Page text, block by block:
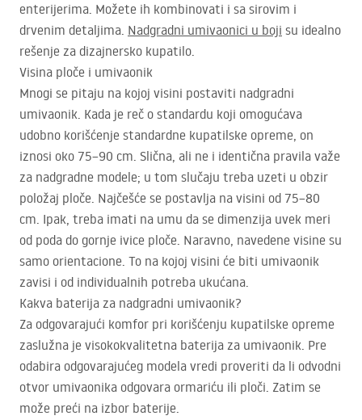
enterijerima. Možete ih kombinovati i sa sirovim i
drvenim detaljima. Nadgradni umivaonici u boji su idealno
rešenje za dizajnersko kupatilo.
Visina ploče i umivaonik
Mnogi se pitaju na kojoj visini postaviti nadgradni
umivaonik. Kada je reč o standardu koji omogućava
udobno korišćenje standardne kupatilske opreme, on
iznosi oko 75–90 cm. Slična, ali ne i identična pravila važe
za nadgradne modele; u tom slučaju treba uzeti u obzir
položaj ploče. Najčešće se postavlja na visini od 75–80
cm. Ipak, treba imati na umu da se dimenzija uvek meri
od poda do gornje ivice ploče. Naravno, navedene visine su
samo orientacione. To na kojoj visini će biti umivaonik
zavisi i od individualnih potreba ukućana.
Kakva baterija za nadgradni umivaonik?
Za odgovarajući komfor pri korišćenju kupatilske opreme
zaslužna je visokokvalitetna baterija za umivaonik. Pre
odabira odgovarajućeg modela vredi proveriti da li odvodni
otvor umivaonika odgovara ormariću ili ploči. Zatim se
može preći na izbor baterije.